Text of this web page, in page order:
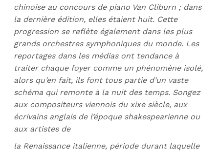
chinoise au concours de piano Van Cliburn ; dans
la dernière édition, elles étaient huit. Cette
progression se reflète également dans les plus
grands orchestres symphoniques du monde. Les
reportages dans les médias ont tendance à
traiter chaque foyer comme un phénomène isolé,
alors qu’en fait, ils font tous partie d’un vaste
schéma qui remonte à la nuit des temps. Songez
aux compositeurs viennois du xixe siècle, aux
écrivains anglais de l’époque shakespearienne ou
aux artistes de
la Renaissance italienne, période durant laquelle